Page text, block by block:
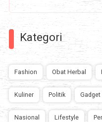
Kategori
Fashion Obat Herbal
Kuliner Politik Gadget
Nasional Lifestyle